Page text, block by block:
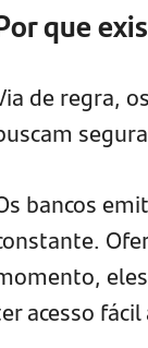
que
de regra,
bancos
acesso